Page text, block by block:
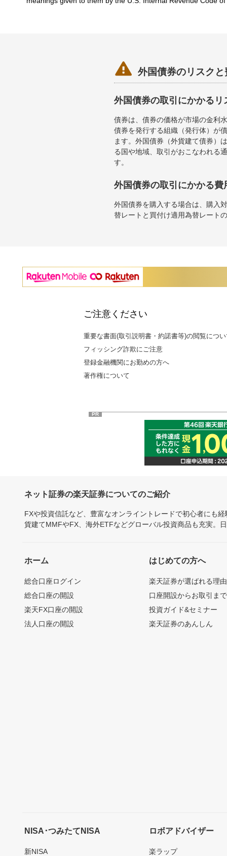
 外国債券のリスク
外国債券の取引にかかるリ
債券は、債券の価格が市場の金利
債券を発行する組織（発行体）が
ます。外国債券（外貨建て債券）
る国や地域、取引がおこなわれる
す。
外国債券の取引にかかる費
外国債券を購入する場合は、購入
替レートと買付け適用為替レート
ご注意ください
重要な書面(取引説明書・約諾書等)の閲覧につ
フィッシング詐欺にご注意
登録金融機関にお勤めの方へ
著作権について
PR
ネット証券の楽天証券についてのご紹介
FXや投資信託など、豊富なオンライントレードで初心者にも
貨建てMMFやFX、海外ETFなどグローバル投資商品も充実。
ホーム
総合口座ログイン
総合口座の開設
楽天FX口座の開設
法人口座の開設
はじめての方へ
楽天証券が選ばれる理由
口座開設からお取引ま
投資ガイド&セミナー
楽天証券のあんしん
NISA･つみたてNISA
新NISA
ロボアドバイザー
楽ラップ